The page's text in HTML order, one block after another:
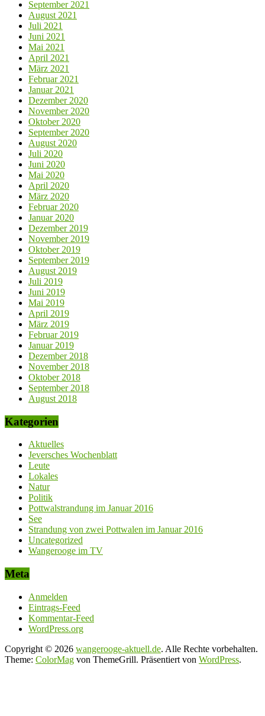
September 2021
August 2021
Juli 2021
Juni 2021
Mai 2021
April 2021
März 2021
Februar 2021
Januar 2021
Dezember 2020
November 2020
Oktober 2020
September 2020
August 2020
Juli 2020
Juni 2020
Mai 2020
April 2020
März 2020
Februar 2020
Januar 2020
Dezember 2019
November 2019
Oktober 2019
September 2019
August 2019
Juli 2019
Juni 2019
Mai 2019
April 2019
März 2019
Februar 2019
Januar 2019
Dezember 2018
November 2018
Oktober 2018
September 2018
August 2018
Kategorien
Aktuelles
Jeversches Wochenblatt
Leute
Lokales
Natur
Politik
Pottwalstrandung im Januar 2016
See
Strandung von zwei Pottwalen im Januar 2016
Uncategorized
Wangerooge im TV
Meta
Anmelden
Eintrags-Feed
Kommentar-Feed
WordPress.org
Copyright © 2026 wangerooge-aktuell.de. Alle Rechte vorbehalten.
Theme: ColorMag von ThemeGrill. Präsentiert von WordPress.